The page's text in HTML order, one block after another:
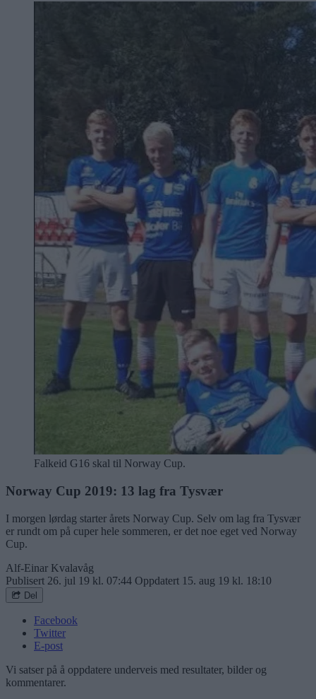
Falkeid G16 skal til Norway Cup.
Norway Cup 2019: 13 lag fra Tysvær
I morgen lørdag starter årets Norway Cup. Selv om lag fra Tysvær
er rundt om på cuper hele sommeren, er det noe eget ved Norway
Cup.
Alf-Einar Kvalavåg
Publisert 26. jul 19 kl. 07:44 Oppdatert 15. aug 19 kl. 18:10
Del
Facebook
Twitter
E-post
Vi satser på å oppdatere underveis med resultater, bilder og
kommentarer.